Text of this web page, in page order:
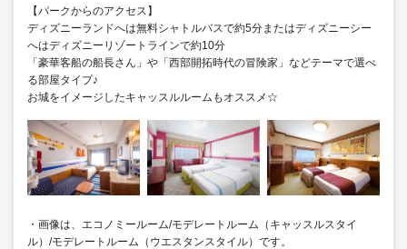
【パークからのアクセス】
ディズニーランドへは無料シャトルバスで約5分またはディズニーシー
へはディズニーリゾートラインで約10分
「豪華客船の船長さん」や「西部開拓時代の冒険家」などテーマで選べ
る部屋タイプ♪
お城をイメージしたキャッスルルームもオススメ☆
・画像は、エコノミールーム/モデレートルーム（キャッスルスタイ
ル）/モデレートルーム（ウエスタンスタイル）です。